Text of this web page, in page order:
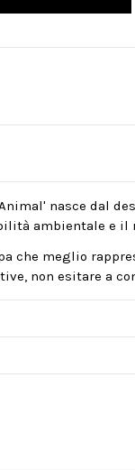
nasce dal
ambientale e il
che meglio
non esitare a